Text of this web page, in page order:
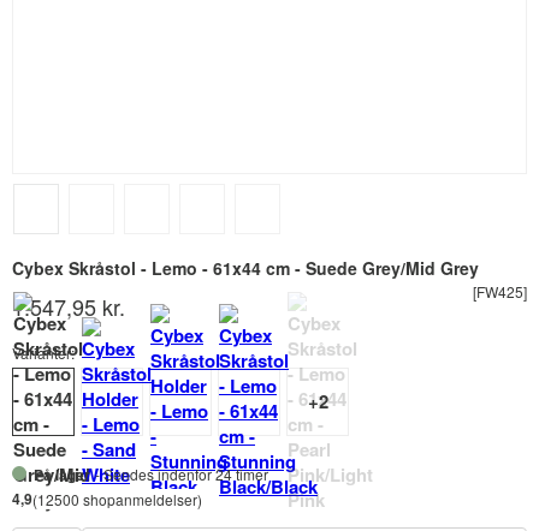
Cybex Skråstol - Lemo - 61x44 cm - Suede Grey/Mid Grey
[FW425]
1.547,95 kr.
Varianter:
På lager- Sendes indenfor 24 timer
4,9(12500 shopanmeldelser)